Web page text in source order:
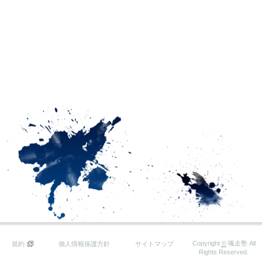
規約 個人情報保護方針 サイトマップ Copyright © 颯走塾All
Rights Reserved.